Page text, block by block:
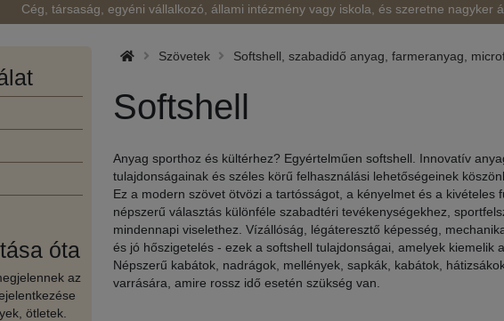
Cég, társaság, egyéni vállalkozó, állami intézmény vagy iskola, és szeretne nagyker
óta
az
ötletek.
Szövetek Softshell, szabadidő anyag, farmeranyag,
Softshell
Anyag sporthoz és kültérhez? Egyértelműen softshell. Innovatív
tulajdonságainak és széles körű felhasználási lehetőségeinek
Ez a modern szövet ötvözi a tartósságot, a kényelmet és a kivételes
népszerű választás különféle szabadtéri tevékenységekhez,
mindennapi viselethez. Vízállóság, légáteresztő képesség,
és jó hőszigetelés - ezek a softshell tulajdonságai, amelyek kiemelik
Népszerű kabátok, nadrágok, mellények, sapkák, kabátok,
varrására, amire rossz idő esetén szükség van.